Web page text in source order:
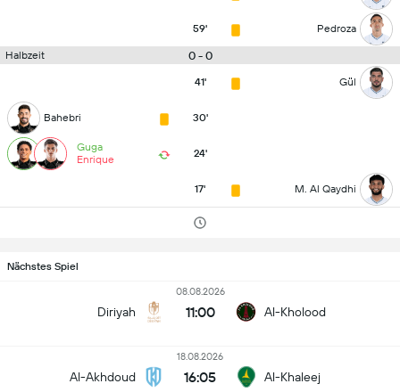
59' Pedroza
Halbzeit 0 - 0
41' Gül
Bahebri 30'
Guga
Enrique
24'
17' M. Al Qaydhi
Nächstes Spiel
Diriyah
08.08.2026
11:00 Al-Kholood
Al-Akhdoud
18.08.2026
16:05 Al-Khaleej